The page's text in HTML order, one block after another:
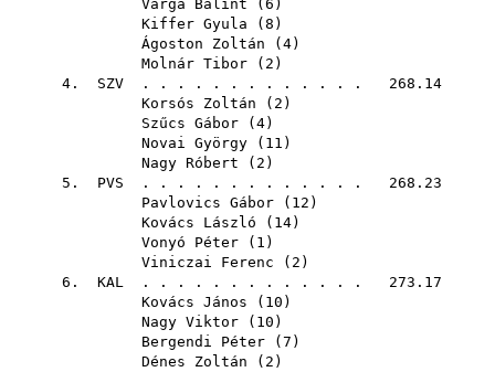
Varga Bálint ( 6 )
Kiffer Gyula ( 8 )
Ágoston Zoltán ( 4)
Molnár Tibor ( 2 )
4. SZV . . . . . . . . . . . . . 268.14
Korsós Zoltán ( 2 )
Szűcs Gábor ( 4)
Novai György ( 11 )
Nagy Róbert ( 2 )
5. PVS . . . . . . . . . . . . . 268.23
Pavlovics Gábor ( 12 )
Kovács László ( 14)
Vonyó Péter ( 1 )
Viniczai Ferenc ( 2 )
6. KAL . . . . . . . . . . . . . 273.17
Kovács János ( 10 )
Nagy Viktor ( 10 )
Bergendi Péter ( 7 )
Dénes Zoltán ( 2 )